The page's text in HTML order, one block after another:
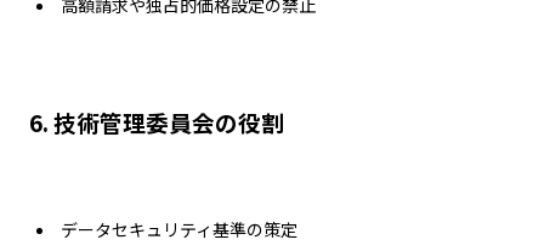
6.技術管理委員会の役割
データセキュリティ基準の策定